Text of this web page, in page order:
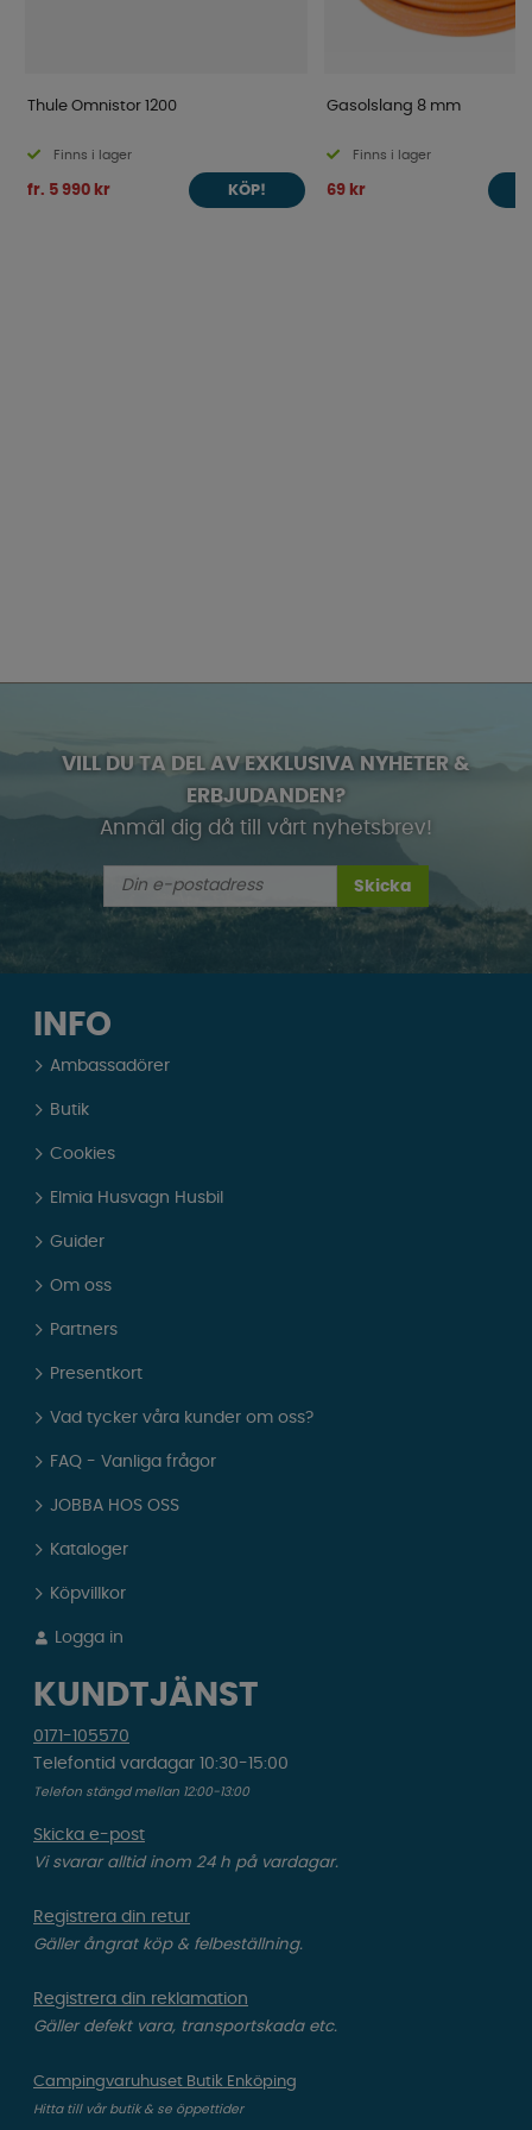
Thule Omnistor 1200
Finns i lager
fr. 5 990 kr KÖP!
Gasolslang 8 mm
Finns i lager
69 kr
VILL DU TA DEL AV EXKLUSIVA NYHETER &
ERBJUDANDEN?
Anmäl dig då till vårt nyhetsbrev!
Skicka
INFO
Ambassadörer
Butik
Cookies
Elmia Husvagn Husbil
Guider
Om oss
Partners
Presentkort
Vad tycker våra kunder om oss?
FAQ - Vanliga frågor
JOBBA HOS OSS
Kataloger
Köpvillkor
Logga in
KUNDTJÄNST
0171-105570
Telefontid vardagar 10:30-15:00
Telefon stängd mellan 12:00-13:00
Skicka e-post
Vi svarar alltid inom 24 h på vardagar.
Registrera din retur
Gäller ångrat köp & felbeställning.
Registrera din reklamation
Gäller defekt vara, transportskada etc.
Campingvaruhuset Butik Enköping
Hitta till vår butik & se öppettider